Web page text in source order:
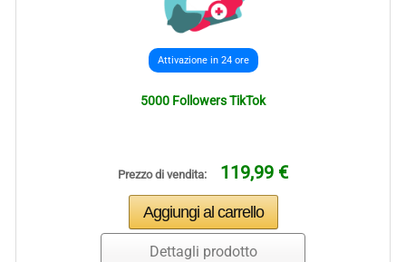
Attivazione in 24 ore
5000 Followers TikTok
Prezzo di vendita: 119,99 €
Dettagli prodotto